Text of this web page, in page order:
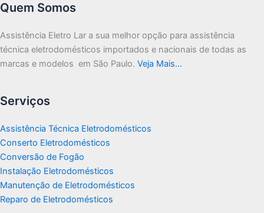
Quem Somos
Assistência Eletro Lar a sua melhor opção para assistência
técnica eletrodomésticos importados e nacionais de todas as
marcas e modelos em São Paulo. Veja Mais…
Serviços
Assistência Técnica Eletrodomésticos
Conserto Eletrodomésticos
Conversão de Fogão
Instalação Eletrodomésticos
Manutenção de Eletrodomésticos
Reparo de Eletrodomésticos